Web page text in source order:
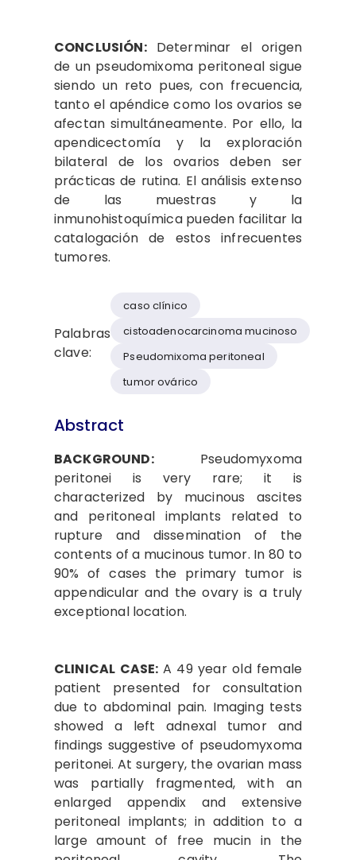
CONCLUSIÓN:Determinar el origen
de un pseudomixoma peritoneal sigue
siendo un reto pues, con frecuencia,
tanto el apéndice como los ovarios se
afectan simultáneamente. Por ello, la
apendicectomía y la exploración
bilateral de los ovarios deben ser
prácticas de rutina. El análisis extenso
de las muestras y la
inmunohistoquímica pueden facilitar la
catalogación de estos infrecuentes
tumores.
Palabras
clave:
caso clínico
cistoadenocarcinoma mucinoso
Pseudomixoma peritoneal
tumor ovárico
Abstract
BACKGROUND: Pseudomyxoma
peritonei is very rare; it is
characterized by mucinous ascites
and peritoneal implants related to
rupture and dissemination of the
contents of a mucinous tumor. In 80 to
90% of cases the primary tumor is
appendicular and the ovary is a truly
exceptional location.
CLINICAL CASE: A 49 year old female
patient presented for consultation
due to abdominal pain. Imaging tests
showed a left adnexal tumor and
findings suggestive of pseudomyxoma
peritonei. At surgery, the ovarian mass
was partially fragmented, with an
enlarged appendix and extensive
peritoneal implants; in addition to a
large amount of free mucin in the